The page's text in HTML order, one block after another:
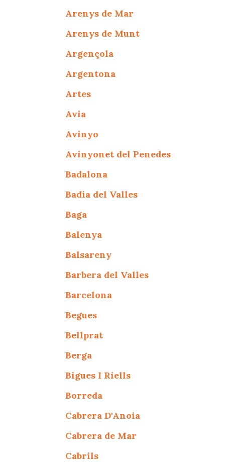
Arenys de Mar
Arenys de Munt
Argençola
Argentona
Artes
Avia
Avinyo
Avinyonet del Penedes
Badalona
Badia del Valles
Baga
Balenya
Balsareny
Barbera del Valles
Barcelona
Begues
Bellprat
Berga
Bigues I Riells
Borreda
Cabrera D'Anoia
Cabrera de Mar
Cabrils